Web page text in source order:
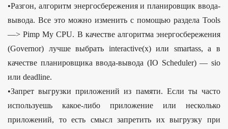
•Разгон, алгоритм энергосбережения и планировщик ввода-
вывода. Все это можно изменить с помощью раздела Tools
—> Pimp My CPU. В качестве алгоритма энергосбережения
(Governor) лучше выбрать interactive(x) или smartass, а в
качестве планировщика ввода-вывода (IO Scheduler) — sio
или deadline.
•Запрет выгрузки приложений из памяти. Если ты часто
используешь какое-либо приложение или несколько
приложений, то есть смысл запретить их выгрузку при